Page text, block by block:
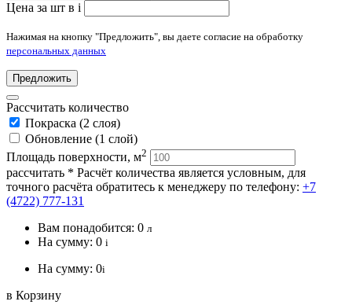
Цена за шт в i
Нажимая на кнопку "Предложить", вы даете согласие на обработку
персональных данных
Предложить
Рассчитать количество
Покраска (2 слоя)
Обновление (1 слой)
Площадь поверхности, м2
рассчитать * Расчёт количества является условным, для
точного расчёта обратитесь к менеджеру по телефону: +7
(4722) 777-131
Вам понадобится: 0 л
На сумму: 0 i
На сумму: 0i
в Корзину